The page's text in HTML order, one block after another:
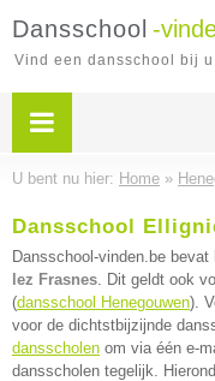
Dansschool -
Vind een dansschool bij
U bent nu hier: Home »
Dansschool
Dansschool-vinden.be bevat
lez Frasnes. Dit geldt ook
(dansschool Henegouwen).
voor de dichtstbijzijnde
dansscholen om via één e-
dansscholen tegelijk.